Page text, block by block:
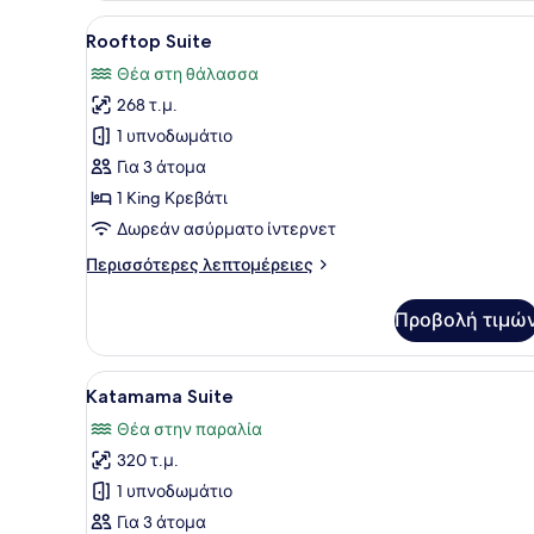
(Oceanfront)
Προβολή
όλων
των
φωτογραφιών
για
Rooftop
Suite
Ένα σύγχρονο δωμάτιο
9
Rooftop Suite
Θέα στη θάλασσα
268 τ.μ.
1 υπνοδωμάτιο
Για 3 άτομα
1 King Κρεβάτι
Δωρεάν ασύρματο ίντερνετ
Περισσότερες λεπτομέρειες
Περισσότερες
Suite
Προβολή
Προβολή
όλων
των
φωτογραφιών
για
Katamama
Ένα μοντέρνο σαλόνι με
12
Katamama Suite
Θέα στην παραλία
320 τ.μ.
1 υπνοδωμάτιο
Για 3 άτομα